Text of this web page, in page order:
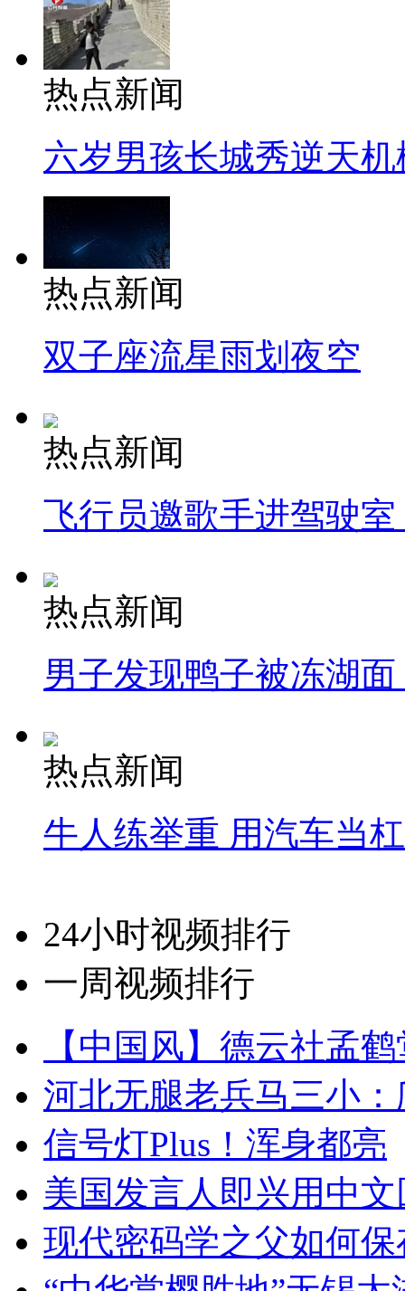
热点新闻
六岁男孩长城秀逆天机
热点新闻
双子座流星雨划夜空
热点新闻
飞行员邀歌手进驾驶
热点新闻
男子发现鸭子被冻湖
热点新闻
牛人练举重 用汽车当
24小时视频排行
一周视频排行
【中国风】德云社孟
河北无腿老兵马三小
信号灯Plus！浑身都亮
美国发言人即兴用中
现代密码学之父如何